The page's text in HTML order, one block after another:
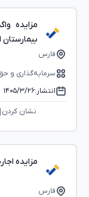
مزایده
فارس
سرمایه‌گذاری و حق
انتشار:۱۴۰۵/۳/۲۶
نشان کردن
مزایده
فارس